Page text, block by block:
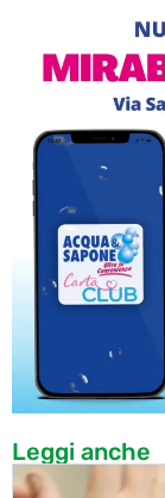
Leggi anche